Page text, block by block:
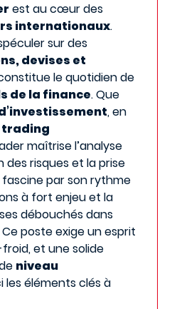
est au cœur des
internationaux.
sur des
devises et
le quotidien de
de la finance. Que
, en
trading
maîtrise l’analyse
des risques et la prise
fascine par son rythme
à fort enjeu et la
débouchés dans
poste exige un esprit
et une solide
niveau
les éléments clés à